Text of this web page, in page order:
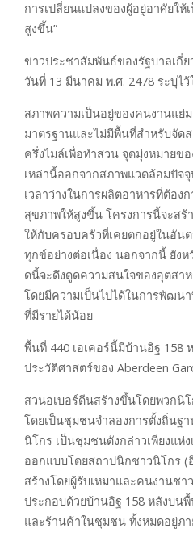
การเปลี่ยนแปลงของผู้อยู่อาศัยใ
สูงขึ้น”
ข่าวประชาสัมพันธ์ของรัฐบาลเกี่ย
วันที่ 13 มีนาคม พ.ศ. 2478 ระบุไว้
สภาพความเป็นอยู่ของคนงานแย่
มาตรฐานและไม่มีพื้นที่สำหรับจั
ครึ่งไมล์เพื่อทำสวน จุดมุ่งหมายข
เหล่านี้ออกจากสภาพแวดล้อมปัจ
เวลาว่างในการผลิตอาหารที่ต้อง
สุขภาพให้สูงขึ้น โครงการนี้จะสร้
ให้กับครอบครัวที่เคยตกอยู่ในอันต
ทุกข์อย่างต่อเนื่อง นอกจากนี้ ยังห
ดนี้จะดึงดูดความสนใจของอุตสา
โดยมีความเป็นไปได้ในการพัฒน
ที่มีรายได้น้อย
พื้นที่ 440 เอเคอร์นี้มีบ้านอิฐ 158
ประวัติศาสตร์ของ Aberdeen
สวนอเบอร์ดีนสร้างขึ้นโดยพวกนิ
โดยเป็นชุมชนจำลองการตั้งถิ่นฐ
นิโกร เป็นชุมชนดังกล่าวเพียงแห่
ออกแบบโดยสถาปนิกชาวนิโกร (
สร้างโดยผู้รับเหมาและคนงานชา
ประกอบด้วยบ้านอิฐ 158 หลังบน
และร้านค้าในชุมชน ทั้งหมดอยู่ภ